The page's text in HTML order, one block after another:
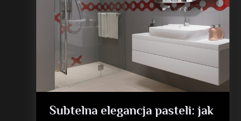
Subtelna elegancja pasteli: jak